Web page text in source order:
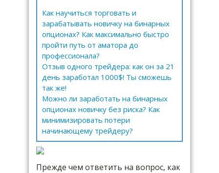
Как научиться торговать и
зарабатывать новичку на бинарных
опционах? Как максимально быстро
пройти путь от аматора до
профессионала?
Отзыв одного трейдера: как он за 21
день заработал 1000$! Ты сможешь
так же!
Можно ли заработать на бинарных
опционах новичку без риска? Как
минимизировать потери
начинающему трейдеру?
Прежде чем ответить на вопрос, как